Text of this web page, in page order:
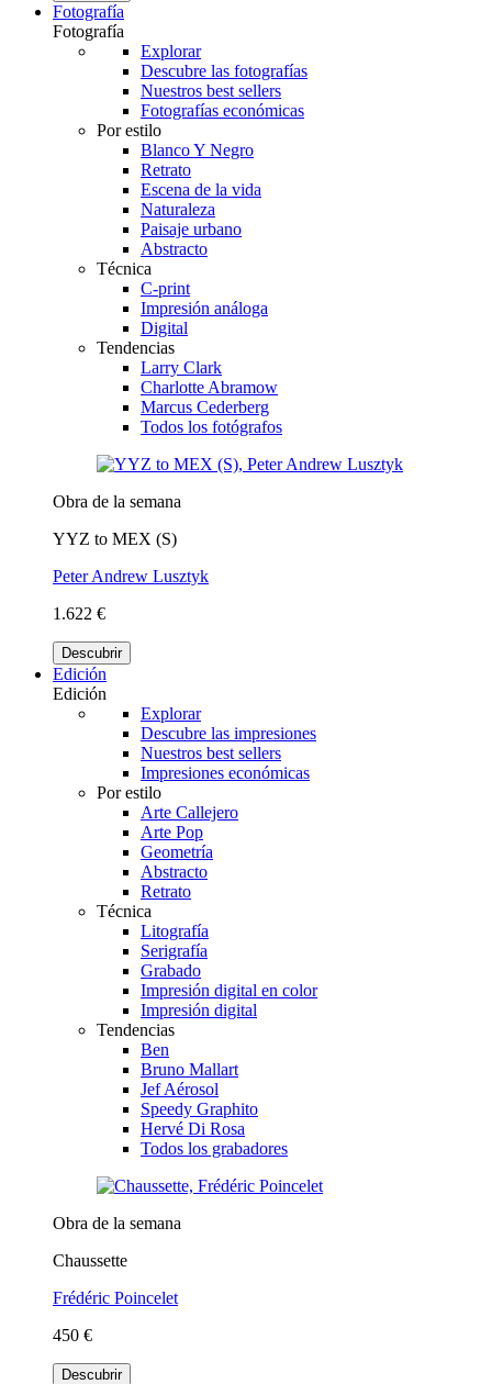
Fotografía
Fotografía
Explorar
Descubre las fotografías
Nuestros best sellers
Fotografías económicas
Por estilo
Blanco Y Negro
Retrato
Escena de la vida
Naturaleza
Paisaje urbano
Abstracto
Técnica
C-print
Impresión análoga
Digital
Tendencias
Larry Clark
Charlotte Abramow
Marcus Cederberg
Todos los fotógrafos
Obra de la semana
YYZ to MEX (S)
Peter Andrew Lusztyk
1.622 €
Descubrir
Edición
Edición
Explorar
Descubre las impresiones
Nuestros best sellers
Impresiones económicas
Por estilo
Arte Callejero
Arte Pop
Geometría
Abstracto
Retrato
Técnica
Litografía
Serigrafía
Grabado
Impresión digital en color
Impresión digital
Tendencias
Ben
Bruno Mallart
Jef Aérosol
Speedy Graphito
Hervé Di Rosa
Todos los grabadores
Obra de la semana
Chaussette
Frédéric Poincelet
450 €
Descubrir